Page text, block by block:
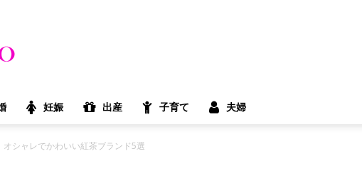
妊娠 出産 子育て 夫婦
シャレでかわいい紅茶ブランド5選